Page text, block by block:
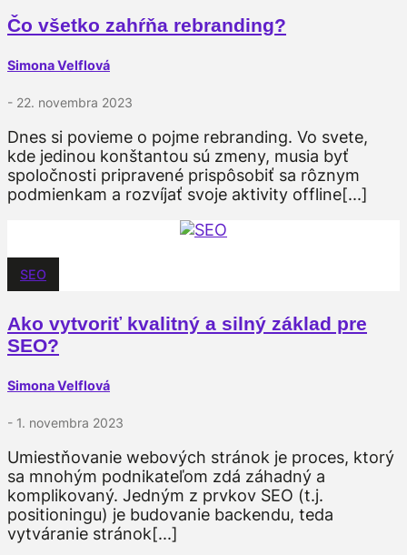
Čo všetko zahŕňa rebranding?
Simona Velflová
- 22. novembra 2023
Dnes si povieme o pojme rebranding. Vo svete,
kde jedinou konštantou sú zmeny, musia byť
spoločnosti pripravené prispôsobiť sa rôznym
podmienkam a rozvíjať svoje aktivity offline[...]
SEO
Ako vytvoriť kvalitný a silný základ pre
SEO?
Simona Velflová
- 1. novembra 2023
Umiestňovanie webových stránok je proces, ktorý
sa mnohým podnikateľom zdá záhadný a
komplikovaný. Jedným z prvkov SEO (t.j.
positioningu) je budovanie backendu, teda
vytváranie stránok[...]